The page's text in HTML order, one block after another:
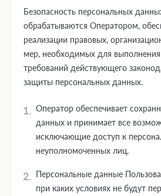
Безопасность персональных
обрабатываются Оператором,
реализации правовых,
мер, необходимых для
требований действующего
защиты персональных данных.
Оператор обеспечивает
данных и принимает все
исключающие доступ к
неуполномоченных лиц.
Персональные данные
при каких условиях не будут